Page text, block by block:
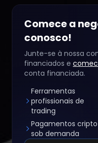
Comece a
conosco!
Junte-se à nossa
financiados e
conta financiada.
Ferramentas
profissionais de
trading
Pagamentos cripto
sob demanda